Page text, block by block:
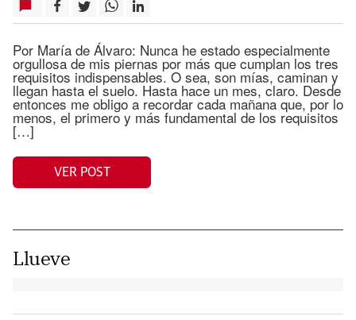
Por María de Álvaro: Nunca he estado especialmente
orgullosa de mis piernas por más que cumplan los tres
requisitos indispensables. O sea, son mías, caminan y
llegan hasta el suelo. Hasta hace un mes, claro. Desde
entonces me obligo a recordar cada mañana que, por lo
menos, el primero y más fundamental de los requisitos
[…]
VER POST
Llueve